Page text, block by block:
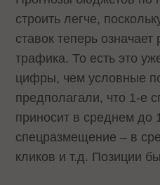
строить легче,
ставок теперь
трафика. То есть это
цифры, чем условные
предполагали, что 1-е
приносит в среднем до
спецразмещение – в
кликов и т.д. Позиции